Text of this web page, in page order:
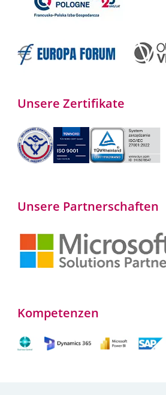
Unsere Zertifikate
Unsere Partnerschaften
Kompetenzen